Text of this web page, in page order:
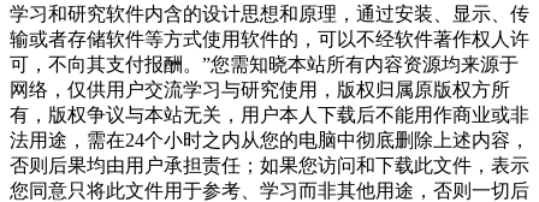
学习和研究软件内含的设计思想和原理，通过安装、显示、传
输或者存储软件等方式使用软件的，可以不经软件著作权人许
可，不向其支付报酬。”您需知晓本站所有内容资源均来源于
网络，仅供用户交流学习与研究使用，版权归属原版权方所
有，版权争议与本站无关，用户本人下载后不能用作商业或非
法用途，需在24个小时之内从您的电脑中彻底删除上述内容，
否则后果均由用户承担责任；如果您访问和下载此文件，表示
您同意只将此文件用于参考、学习而非其他用途，否则一切后